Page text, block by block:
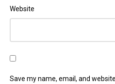
Website
Save my name, email, and